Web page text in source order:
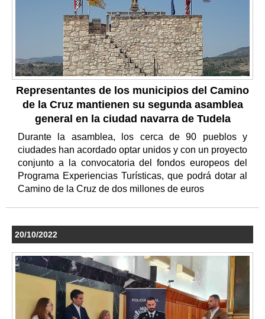
Representantes de los municipios del Camino
de la Cruz mantienen su segunda asamblea
general en la ciudad navarra de Tudela
Durante la asamblea, los cerca de 90 pueblos y
ciudades han acordado optar unidos y con un proyecto
conjunto a la convocatoria del fondos europeos del
Programa Experiencias Turísticas, que podrá dotar al
Camino de la Cruz de dos millones de euros
20/10/2022